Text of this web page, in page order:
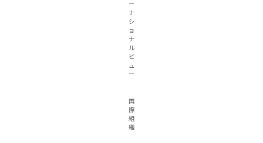
ー
ナ
シ
ョ
ナ
ル
ビ
ュ
ー
国
際
組
織